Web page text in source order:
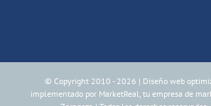
© Copyright 2010 - 2026 | Diseño web
implementado por MarketReal, tu empresa de